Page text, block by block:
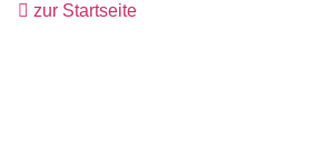
zur Startseite